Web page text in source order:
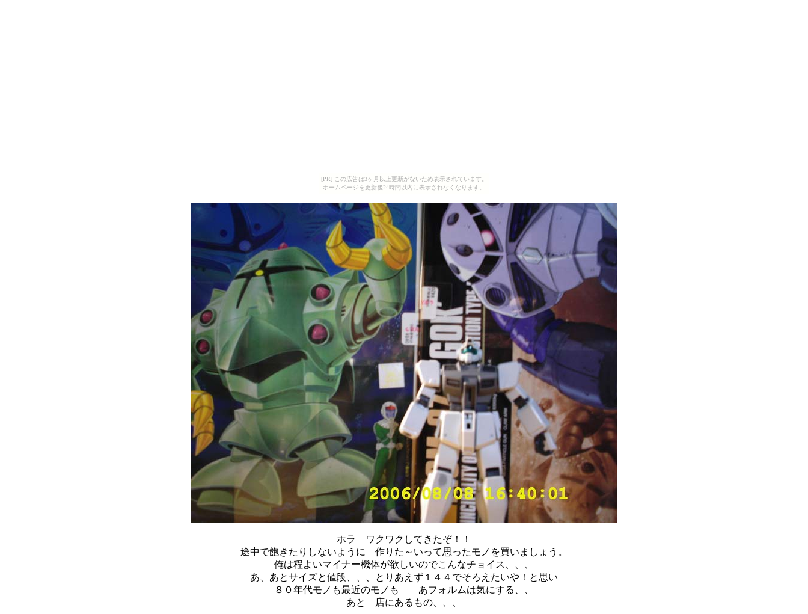
[PR] この広告は3ヶ月以上更新がないため表示されています。
ホームページを更新後24時間以内に表示されなくなります。
ホラ ワクワクしてきたぞ！！
途中で飽きたりしないように 作りた～いって思ったモノを買いましょう。
俺は程よいマイナー機体が欲しいのでこんなチョイス、、、
あ、あとサイズと値段、、、とりあえず１４４でそろえたいや！と思い
８０年代モノも最近のモノも あフォルムは気にする、、
あと 店にあるもの、、、